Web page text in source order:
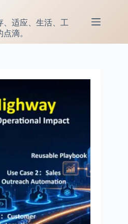
、适应、生活、工
滴。